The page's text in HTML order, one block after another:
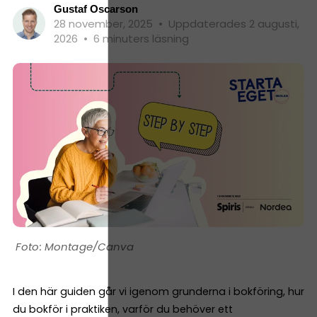
Gustaf Oscarson
28 november, 2025 • Uppdaterades 2 augusti,
2026 • 6 minuters läsning
Montage/Canva
I den här guiden går vi igenom grunderna i bokföring, hur
du bokför i praktiken, varför du behöver ett